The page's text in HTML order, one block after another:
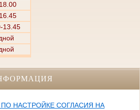
13.45
НАСТРОЙКЕ СОГЛАСИЯ НА